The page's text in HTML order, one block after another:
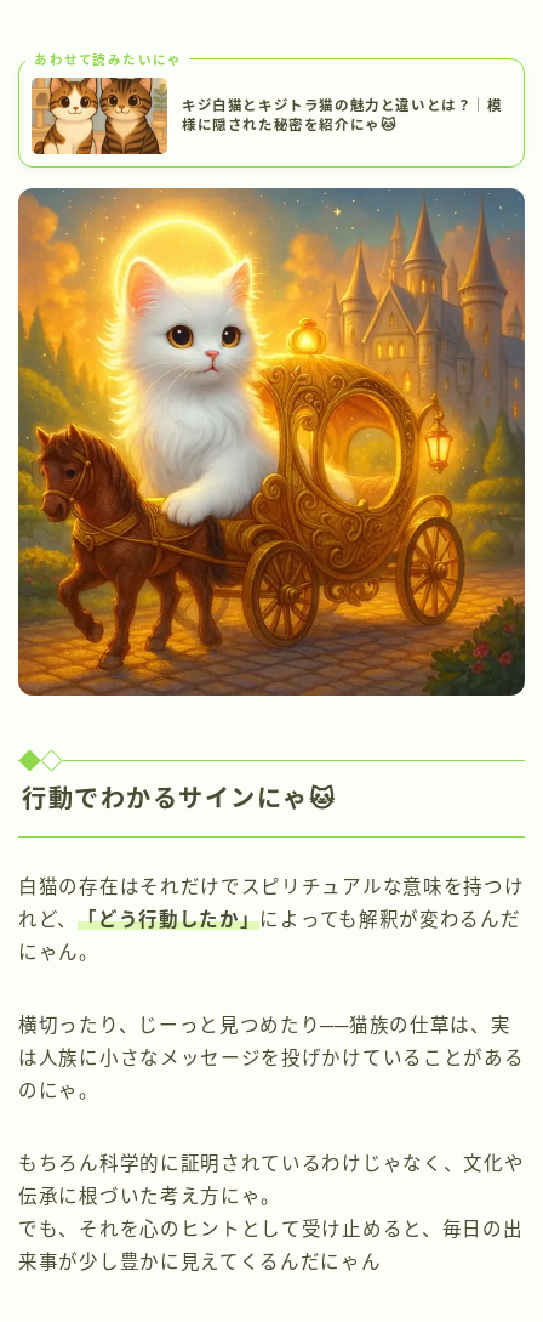
あわせて読みたいにゃ
キジ白猫とキジトラ猫の魅力と違いとは？｜模
様に隠された秘密を紹介にゃ🐱
行動でわかるサインにゃ🐱
白猫の存在はそれだけでスピリチュアルな意味を持つけ
れど、「どう行動したか」によっても解釈が変わるんだ
にゃん。
横切ったり、じーっと見つめたり──猫族の仕草は、実
は人族に小さなメッセージを投げかけていることがある
のにゃ。
もちろん科学的に証明されているわけじゃなく、文化や
伝承に根づいた考え方にゃ。
でも、それを心のヒントとして受け止めると、毎日の出
来事が少し豊かに見えてくるんだにゃん